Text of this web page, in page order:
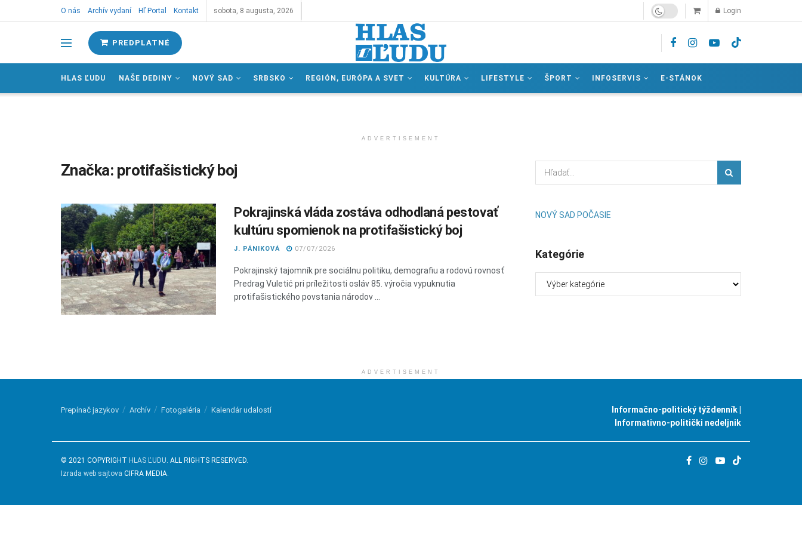
O nás Archív vydaní Hľ Portal Kontakt sobota, 8 augusta, 2026 Login
PREDPLATNÉ
HLAS ĽUDU NAŠE DEDINY NOVÝ SAD SRBSKO REGIÓN, EURÓPA A SVET KULTÚRA LIFESTYLE ŠPORT INFOSERVIS E-STÁNOK
ADVERTISEMENT
Značka: protifašistický boj
Pokrajinská vláda zostáva odhodlaná pestovať
kultúru spomienok na protifašistický boj
J. PÁNIKOVÁ 07/07/2026
Pokrajinský tajomník pre sociálnu politiku, demografiu a rodovú rovnosť
Predrag Vuletić pri príležitosti osláv 85. výročia vypuknutia
protifašistického povstania národov ...
NOVÝ SAD POČASIE
Kategórie
ADVERTISEMENT
Prepínač jazykov Archív Fotogaléria Kalendár udalostí
Informačno-politický týždenník |
Informativno-politički nedeljnik
© 2021 COPYRIGHT HLAS ĽUDU. ALL RIGHTS RESERVED.
Izrada web sajtova CIFRA MEDIA.